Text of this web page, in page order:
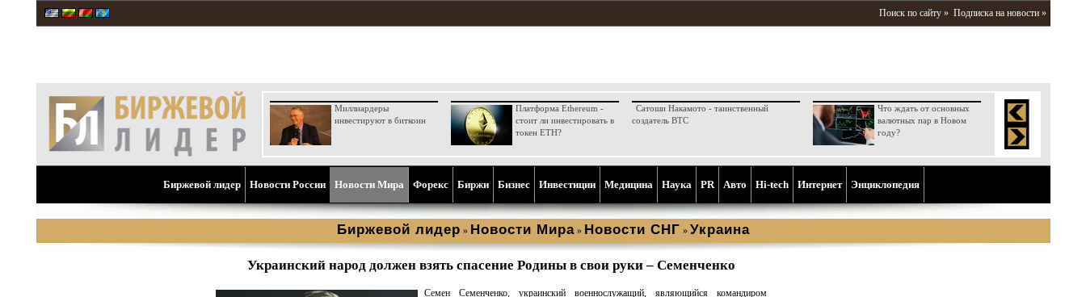
Поиск по сайту » Подписка на новости »
Миллиардеры
инвестируют в биткоин
Платформа Ethereum -
стоит ли инвестировать в
токен ETH?
Сатоши Накамото - таинственный
создатель BTC
Что ждать от основных
валютных пар в Новом
году?
Биржевой лидер Новости России Новости Мира Форекс Биржи Бизнес Инвестиции Медицина Наука PR Aвто Hi-tech Интернет Энциклопедия
Биржевой лидер » Новости Мира » Новости СНГ » Украина
Украинский народ должен взять спасение Родины в свои руки – Семенченко
Семен Семенченко, украинский военнослужащий, являющийся командиром